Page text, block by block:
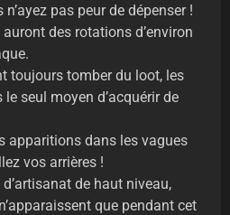
pas peur de dépenser !
des rotations d’environ
toujours tomber du loot, les
seul moyen d’acquérir de
apparitions dans les vagues
vos arrières !
de haut niveau,
que pendant cet